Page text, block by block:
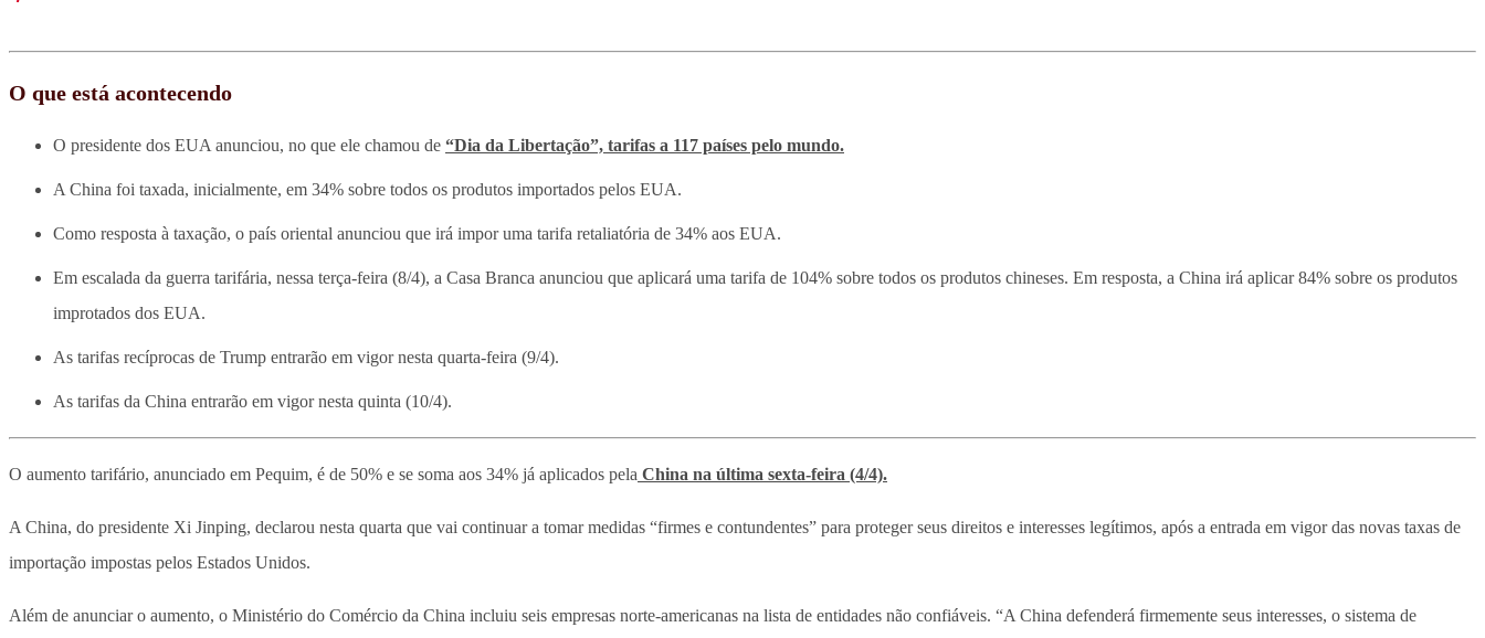
O que está acontecendo
O presidente dos EUA anunciou, no que ele chamou de “Dia da Libertação”, tarifas a 117 países pelo mundo.
A China foi taxada, inicialmente, em 34% sobre todos os produtos importados pelos EUA.
Como resposta à taxação, o país oriental anunciou que irá impor uma tarifa retaliatória de 34% aos EUA.
Em escalada da guerra tarifária, nessa terça-feira (8/4), a Casa Branca anunciou que aplicará uma tarifa de 104% sobre todos os produtos chineses. Em resposta, a China irá aplicar 84% sobre os produtos
improtados dos EUA.
As tarifas recíprocas de Trump entrarão em vigor nesta quarta-feira (9/4).
As tarifas da China entrarão em vigor nesta quinta (10/4).
O aumento tarifário, anunciado em Pequim, é de 50% e se soma aos 34% já aplicados pela China na última sexta-feira (4/4).
A China, do presidente Xi Jinping, declarou nesta quarta que vai continuar a tomar medidas “firmes e contundentes” para proteger seus direitos e interesses legítimos, após a entrada em vigor das novas taxas de
importação impostas pelos Estados Unidos.
Além de anunciar o aumento, o Ministério do Comércio da China incluiu seis empresas norte-americanas na lista de entidades não confiáveis. “A China defenderá firmemente seus interesses, o sistema de